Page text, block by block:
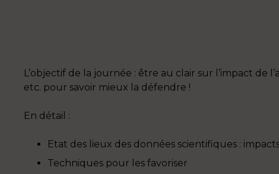
L’objectif de la journée : être au clair sur l’impact de
etc. pour savoir mieux la défendre !
En détail :
Etat des lieux des données scientifiques :
Techniques pour les favoriser